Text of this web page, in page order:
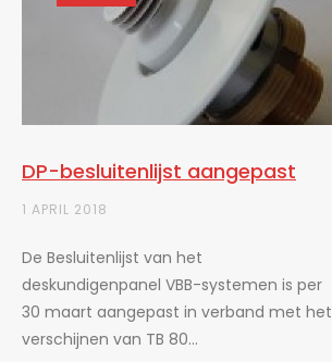
DP-besluitenlijst aangepast
1 APRIL 2018
De Besluitenlijst van het
deskundigenpanel VBB-systemen is per
30 maart aangepast in verband met het
verschijnen van TB 80...